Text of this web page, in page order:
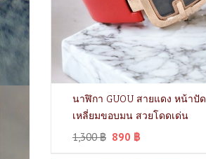
นาฬิกา GUOU สายแดง หน้าปัด
เหลี่ยมขอบมน สวยโดดเด่น
1,300฿ 890 ฿